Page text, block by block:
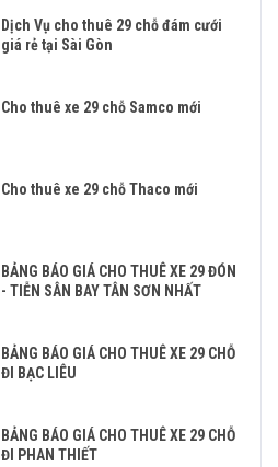
Dịch Vụ cho thuê 29 chỗ đám cưới
giá rẻ tại Sài Gòn
Cho thuê xe 29 chỗ Samco mới
Cho thuê xe 29 chỗ Thaco mới
BẢNG BÁO GIÁ CHO THUÊ XE 29 ĐÓN
- TIỄN SÂN BAY TÂN SƠN NHẤT
BẢNG BÁO GIÁ CHO THUÊ XE 29 CHỖ
ĐI BẠC LIÊU
BẢNG BÁO GIÁ CHO THUÊ XE 29 CHỖ
ĐI PHAN THIẾT